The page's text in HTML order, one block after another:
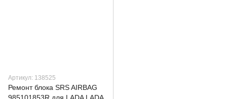
Артикул: 138525
Ремонт блока SRS AIRBAG